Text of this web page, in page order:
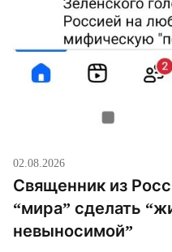
02.08.2026
Священник из
“мира” сделать
невыносимой”